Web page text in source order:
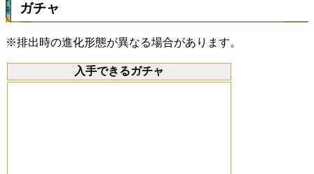
ガチャ
※排出時の進化形態が異なる場合があります。
入手できるガチャ